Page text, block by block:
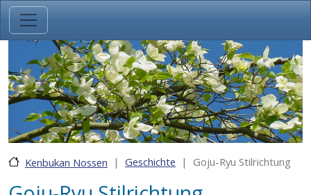
Direkt zum Inhalt
Kenbukan Nossen Geschichte Goju-Ryu Stilrichtung